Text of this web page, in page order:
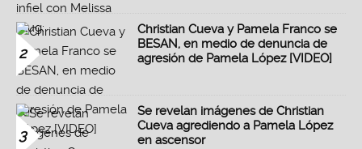
2
Christian Cueva y Pamela Franco se
BESAN, en medio de denuncia de
agresión de Pamela López [VIDEO]
3
Se revelan imágenes de Christian
Cueva agrediendo a Pamela López
en ascensor